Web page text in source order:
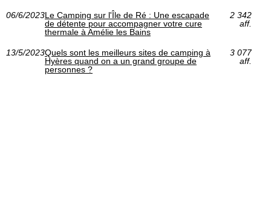
06/6/2023Le Camping sur l'Île de Ré : Une escapade
de détente pour accompagner votre cure
thermale à Amélie les Bains
2 342
aff.
13/5/2023Quels sont les meilleurs sites de camping à
Hyères quand on a un grand groupe de
personnes ?
3 077
aff.